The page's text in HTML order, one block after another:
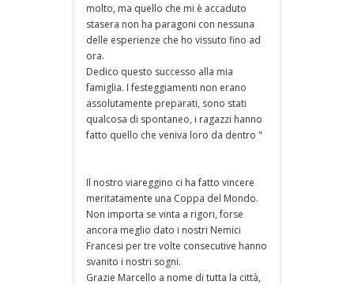
molto, ma quello che mi è accaduto
stasera non ha paragoni con nessuna
delle esperienze che ho vissuto fino ad
ora.
Dedico questo successo alla mia
famiglia. I festeggiamenti non erano
assolutamente preparati, sono stati
qualcosa di spontaneo, i ragazzi hanno
fatto quello che veniva loro da dentro "
Il nostro viareggino ci ha fatto vincere
meritatamente una Coppa del Mondo.
Non importa se vinta a rigori, forse
ancora meglio dato i nostri Nemici
Francesi per tre volte consecutive hanno
svanito i nostri sogni.
Grazie Marcello a nome di tutta la città,